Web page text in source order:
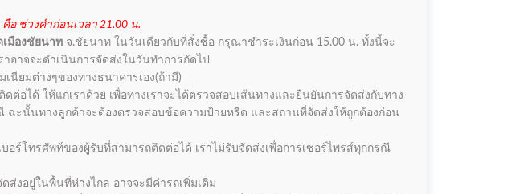
อ ช่วงค่ำก่อนเวลา 21.00 น.
เมืองชัยนาท จ.ชัยนาท ในวันเดียวกับที่สั่งซื้อ กรุณาชำระเงินก่อน 15.00 น. ทั้งนี้จะ
อาจจะดำเนินการจัดส่งในวันทำการถัดไป
นียมต่างๆของทางธนาคารเอง(ถ้ามี)
ได้ ให้แก่เราด้วย เพื่อทางเราจะได้ตรวจสอบเส้นทางและยืนยันการจัดส่งกับทาง
ะนั้นทางลูกค้าจะต้องตรวจสอบข้อความป้ายหรีด และสถานที่จัดส่งให้ถูกต้องก่อน
ร์โทรศัพท์ของผู้รับที่สามารถติดต่อได้ เราไม่รับจัดส่งเพื่อการเซอร์ไพรส์ทุกกรณี
งอยู่ในพื้นที่ห่างไกล อาจจะมีค่ารถเพิ่มเติม